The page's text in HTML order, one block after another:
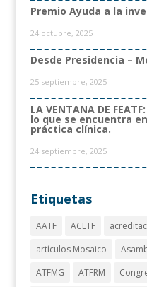
Premio Ayuda a la
24 octubre, 2025
Desde Presidencia –
25 septiembre, 2025
LA VENTANA DE
lo que se encuentra
práctica clínica.
24 septiembre, 2025
Etiquetas
AATF ACLTF
artículos Mosaico
ATFMG
ATFRM